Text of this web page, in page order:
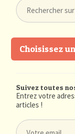
Choisissez
Suivez toutes
Entrez votre
articles !